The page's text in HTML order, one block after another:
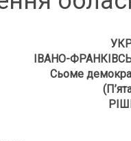
ІВАНО-
Сьоме